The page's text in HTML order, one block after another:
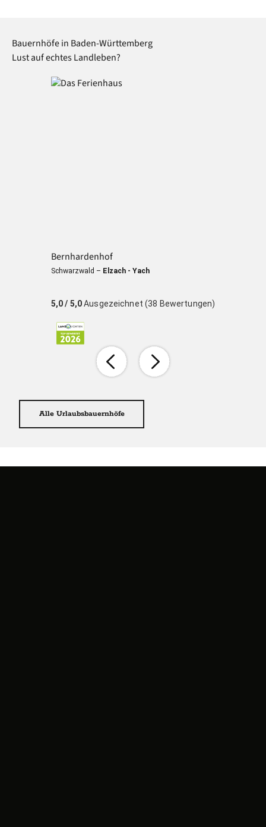
Bauernhöfe in Baden-Württemberg
Lust auf echtes Landleben?
Bernhardenhof
Schwarzwald – Elzach - Yach
5,0/ 5,0Ausgezeichnet (38 Bewertungen)
Alle Urlaubsbauernhöfe